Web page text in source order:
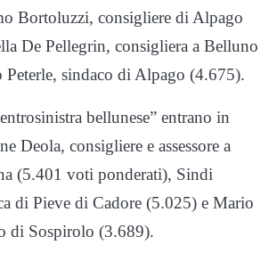
Bortoluzzi, consigliere di Alpago
De Pellegrin, consigliera a Belluno
sindaco di Alpago (4.675).
bellunese” entrano in
Deola, consigliere e assessore a
(5.401 voti ponderati), Sindi
di Pieve di Cadore (5.025) e Mario
di Sospirolo (3.689).